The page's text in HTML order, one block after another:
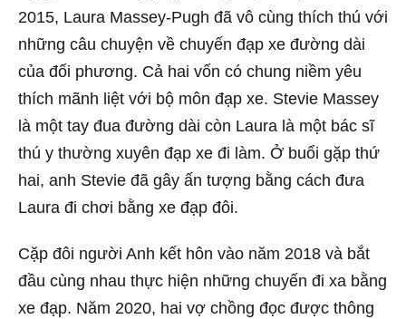
2015, Laura Massey-Pugh đã vô cùng thích thú với
những câu chuyện về chuyến đạp xe đường dài
của đối phương. Cả hai vốn có chung niềm yêu
thích mãnh liệt với bộ môn đạp xe. Stevie Massey
là một tay đua đường dài còn Laura là một bác sĩ
thú y thường xuyên đạp xe đi làm. Ở buổi gặp thứ
hai, anh Stevie đã gây ấn tượng bằng cách đưa
Laura đi chơi bằng xe đạp đôi.
Cặp đôi người Anh kết hôn vào năm 2018 và bắt
đầu cùng nhau thực hiện những chuyến đi xa bằng
xe đạp. Năm 2020, hai vợ chồng đọc được thông